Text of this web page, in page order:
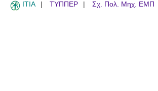
ITIA ΤΥΠΠΕΡ Σχ. Πολ. Μηχ. ΕΜΠ